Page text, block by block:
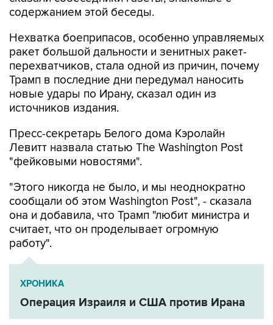
Нехватка боеприпасов, особенно управляемых
перехватчиков, стала одной из причин, почему
Трамп в последние дни передумал наносить
новые удары по Ирану, сказал один из
источников издания.
Пресс-секретарь Белого дома Кэролайн
"фейковыми новостями".
"Этого никогда не было, и мы неоднократно
она и добавила, что Трамп "любит министра и
считает, что он проделывает огромную
работу".
ХРОНИКА
Операция Израиля и США против Ирана
Дональд Трамп Иран Пентагон США Пит Хегсет